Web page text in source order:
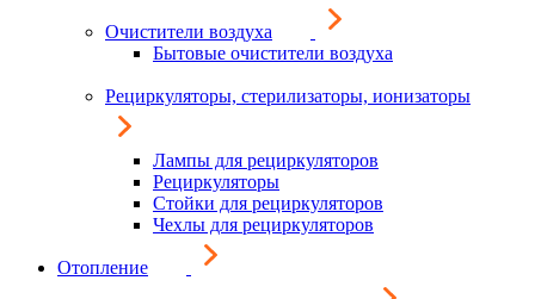
Очистители воздуха
Бытовые очистители воздуха
Рециркуляторы, стерилизаторы, ионизаторы
Лампы для рециркуляторов
Рециркуляторы
Стойки для рециркуляторов
Чехлы для рециркуляторов
Отопление